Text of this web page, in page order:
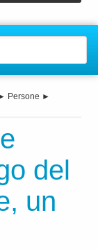
Persone ►
del
un